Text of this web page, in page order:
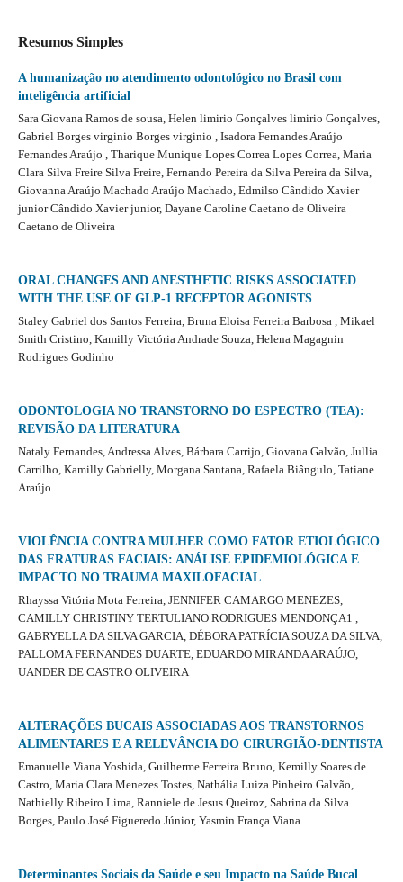
Resumos Simples
A humanização no atendimento odontológico no Brasil com
inteligência artificial
Sara Giovana Ramos de sousa, Helen limirio Gonçalves limirio Gonçalves,
Gabriel Borges virginio Borges virginio , Isadora Fernandes Araújo
Fernandes Araújo , Tharique Munique Lopes Correa Lopes Correa, Maria
Clara Silva Freire Silva Freire, Fernando Pereira da Silva Pereira da Silva,
Giovanna Araújo Machado Araújo Machado, Edmilso Cândido Xavier
junior Cândido Xavier junior, Dayane Caroline Caetano de Oliveira
Caetano de Oliveira
ORAL CHANGES AND ANESTHETIC RISKS ASSOCIATED
WITH THE USE OF GLP-1 RECEPTOR AGONISTS
Staley Gabriel dos Santos Ferreira, Bruna Eloisa Ferreira Barbosa , Mikael
Smith Cristino, Kamilly Victória Andrade Souza, Helena Magagnin
Rodrigues Godinho
ODONTOLOGIA NO TRANSTORNO DO ESPECTRO (TEA):
REVISÃO DA LITERATURA
Nataly Fernandes, Andressa Alves, Bárbara Carrijo, Giovana Galvão, Jullia
Carrilho, Kamilly Gabrielly, Morgana Santana, Rafaela Biângulo, Tatiane
Araújo
VIOLÊNCIA CONTRA MULHER COMO FATOR ETIOLÓGICO
DAS FRATURAS FACIAIS: ANÁLISE EPIDEMIOLÓGICA E
IMPACTO NO TRAUMA MAXILOFACIAL
Rhayssa Vitória Mota Ferreira, JENNIFER CAMARGO MENEZES,
CAMILLY CHRISTINY TERTULIANO RODRIGUES MENDONÇA1 ,
GABRYELLA DA SILVA GARCIA, DÉBORA PATRÍCIA SOUZA DA SILVA,
PALLOMA FERNANDES DUARTE, EDUARDO MIRANDA ARAÚJO,
UANDER DE CASTRO OLIVEIRA
ALTERAÇÕES BUCAIS ASSOCIADAS AOS TRANSTORNOS
ALIMENTARES E A RELEVÂNCIA DO CIRURGIÃO-DENTISTA
Emanuelle Viana Yoshida, Guilherme Ferreira Bruno, Kemilly Soares de
Castro, Maria Clara Menezes Tostes, Nathália Luiza Pinheiro Galvão,
Nathielly Ribeiro Lima, Ranniele de Jesus Queiroz, Sabrina da Silva
Borges, Paulo José Figueredo Júnior, Yasmin França Viana
Determinantes Sociais da Saúde e seu Impacto na Saúde Bucal